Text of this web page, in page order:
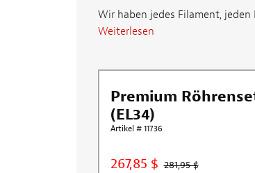
Wir haben jedes Filament,
Weiterlesen
Premium
(EL34)
Artikel # 11736
267,85 $ 281,95 $